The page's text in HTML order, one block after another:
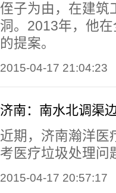
侄子为由，在建筑
洞。2013年，他
的提案。
2015-04-17 21:04:23
济南：南水北调渠
近期，济南瀚洋医
考医疗垃圾处理问
2015-04-17 20:57:17